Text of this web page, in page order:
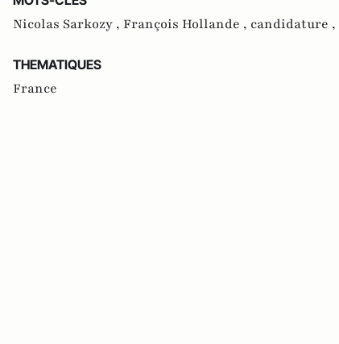
Nicolas Sarkozy , François Hollande , candidature ,
THEMATIQUES
France